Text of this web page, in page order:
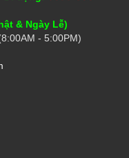
& Ngày Lễ)
- 5:00PM)